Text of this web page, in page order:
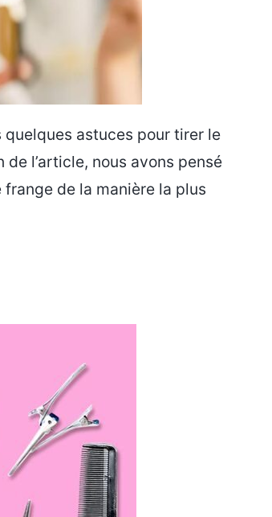
astuces pour tirer le
l’article, nous avons pensé
de la manière la plus